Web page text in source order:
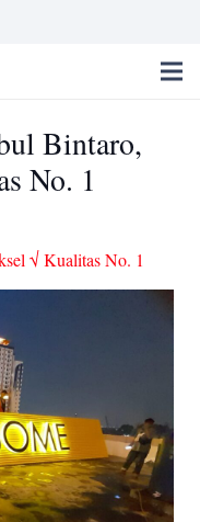
Bintaro,
No. 1
√ Kualitas No. 1